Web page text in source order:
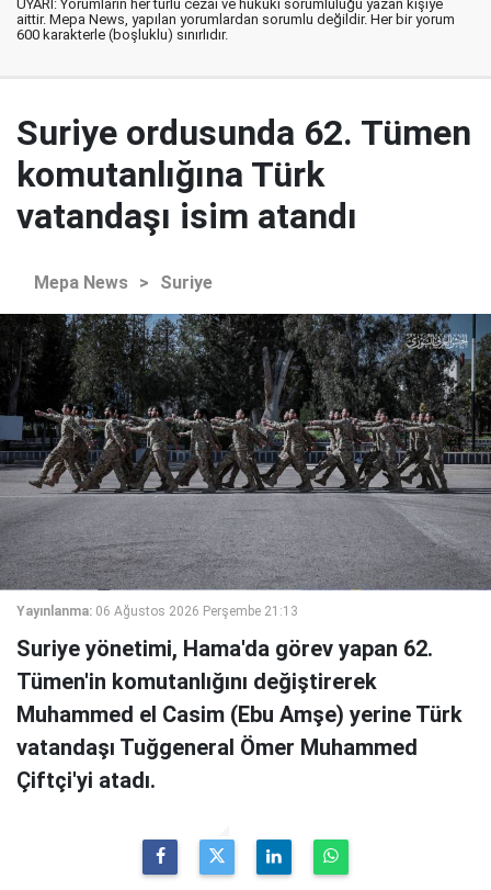
UYARI: Yorumların her türlü cezai ve hukuki sorumluluğu yazan kişiye
aittir. Mepa News, yapılan yorumlardan sorumlu değildir. Her bir yorum
600 karakterle (boşluklu) sınırlıdır.
Suriye ordusunda 62. Tümen
komutanlığına Türk
vatandaşı isim atandı
Mepa News > Suriye
Yayınlanma: 06 Ağustos 2026 Perşembe 21:13
Suriye yönetimi, Hama'da görev yapan 62.
Tümen'in komutanlığını değiştirerek
Muhammed el Casim (Ebu Amşe) yerine Türk
vatandaşı Tuğgeneral Ömer Muhammed
Çiftçi'yi atadı.